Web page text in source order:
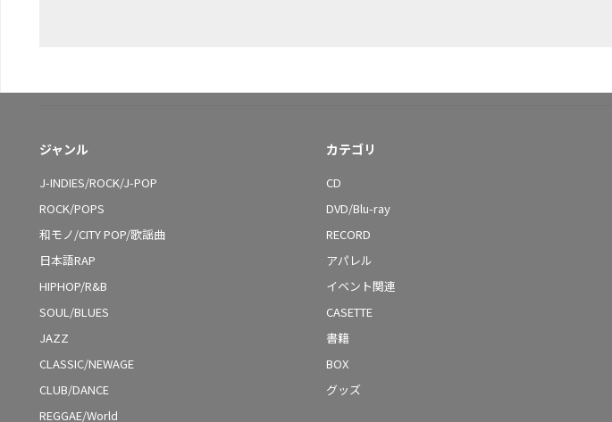
ジャンル
J-INDIES/ROCK/J-POP
ROCK/POPS
和モノ/CITY POP/歌謡曲
日本語RAP
HIPHOP/R&B
SOUL/BLUES
JAZZ
CLASSIC/NEWAGE
CLUB/DANCE
REGGAE/World
カテゴリ
CD
DVD/Blu-ray
RECORD
アパレル
イベント関連
CASETTE
書籍
BOX
グッズ